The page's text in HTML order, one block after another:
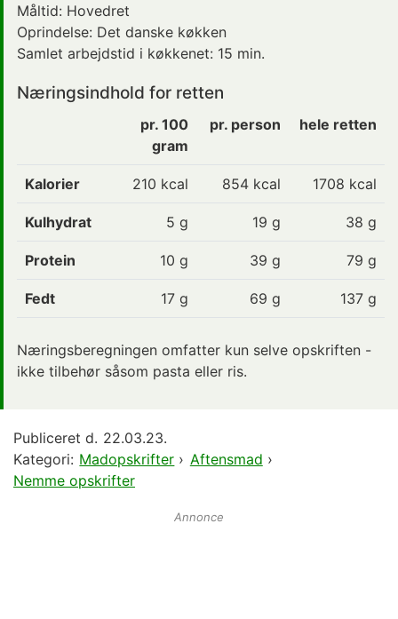
Måltid: Hovedret
Oprindelse: Det danske køkken
Samlet arbejdstid i køkkenet: 15 min.
Næringsindhold for retten
pr. 100
gram
pr. person hele retten
Kalorier 210 kcal 854 kcal 1708 kcal
Kulhydrat 5 g 19 g 38 g
Protein 10 g 39 g 79 g
Fedt 17 g 69 g 137 g
Næringsberegningen omfatter kun selve opskriften -
ikke tilbehør såsom pasta eller ris.
Publiceret d. 22.03.23.
Kategori: Madopskrifter › Aftensmad ›
Nemme opskrifter
Annonce